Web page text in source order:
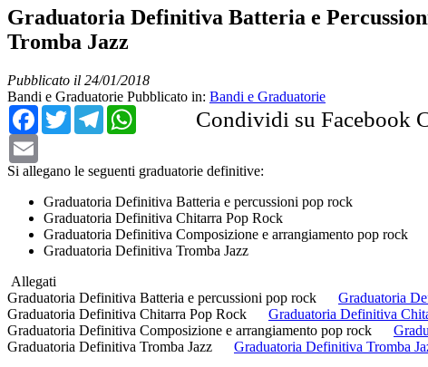
Graduatoria Definitiva Batteria e
Tromba Jazz
Pubblicato il 24/01/2018
Bandi e Graduatorie Pubblicato in: Bandi e Graduatorie
Condividi su Facebook
Facebook
TwitterTelegramWhatsApp
Email
Si allegano le seguenti graduatorie definitive:
Graduatoria Definitiva Batteria e percussioni pop rock
Graduatoria Definitiva Chitarra Pop Rock
Graduatoria Definitiva Composizione e arrangiamento pop rock
Graduatoria Definitiva Tromba Jazz
Allegati
Graduatoria Definitiva Batteria e percussioni pop rock
Graduatoria
Graduatoria Definitiva Chitarra Pop Rock
Graduatoria Definitiva
Graduatoria Definitiva Composizione e arrangiamento pop rock
Graduatoria Definitiva Tromba Jazz
Graduatoria Definitiva Tromba